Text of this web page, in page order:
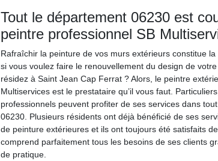
Tout le département 06230 est
peintre professionnel SB
Rafraîchir la peinture de vos murs extérieurs constitue
si vous voulez faire le renouvellement du design de
résidez à Saint Jean Cap Ferrat ? Alors, le peintre
Multiservices est le prestataire qu’il vous faut.
professionnels peuvent profiter de ses services dans
06230. Plusieurs résidents ont déjà bénéficié de ses
de peinture extérieures et ils ont toujours été satisfaits
comprend parfaitement tous les besoins de ses clients
de pratique.